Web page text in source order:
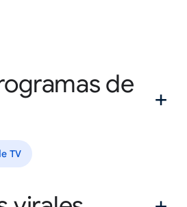
de
TV